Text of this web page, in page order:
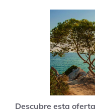
Descubre esta